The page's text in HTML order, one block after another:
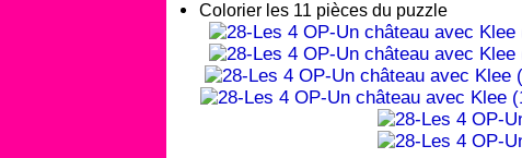
Colorier les 11 pièces du puzzle